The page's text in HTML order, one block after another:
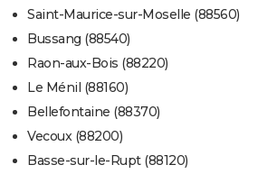
Saint-Maurice-sur-Moselle (88560)
Bussang (88540)
Raon-aux-Bois (88220)
Le Ménil (88160)
Bellefontaine (88370)
Vecoux (88200)
Basse-sur-le-Rupt (88120)